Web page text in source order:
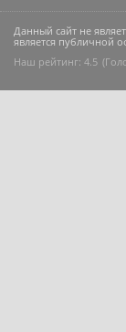
Данный сайт не
является публичной
Наш рейтинг: 4.5